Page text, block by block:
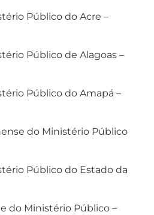
Público do Acre –
Público de Alagoas –
Público do Amapá –
do Ministério Público
Público do Estado da
do Ministério Público –